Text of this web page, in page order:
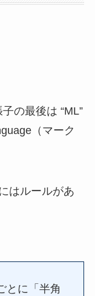
の最後は “ML”
（マーク
はルールがあ
とに「半角